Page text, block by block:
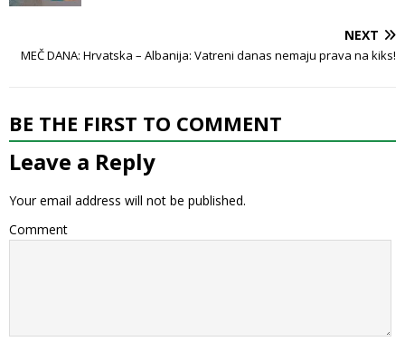
NEXT
MEČ DANA: Hrvatska – Albanija: Vatreni danas nemaju prava na kiks!
BE THE FIRST TO COMMENT
Leave a Reply
Your email address will not be published.
Comment